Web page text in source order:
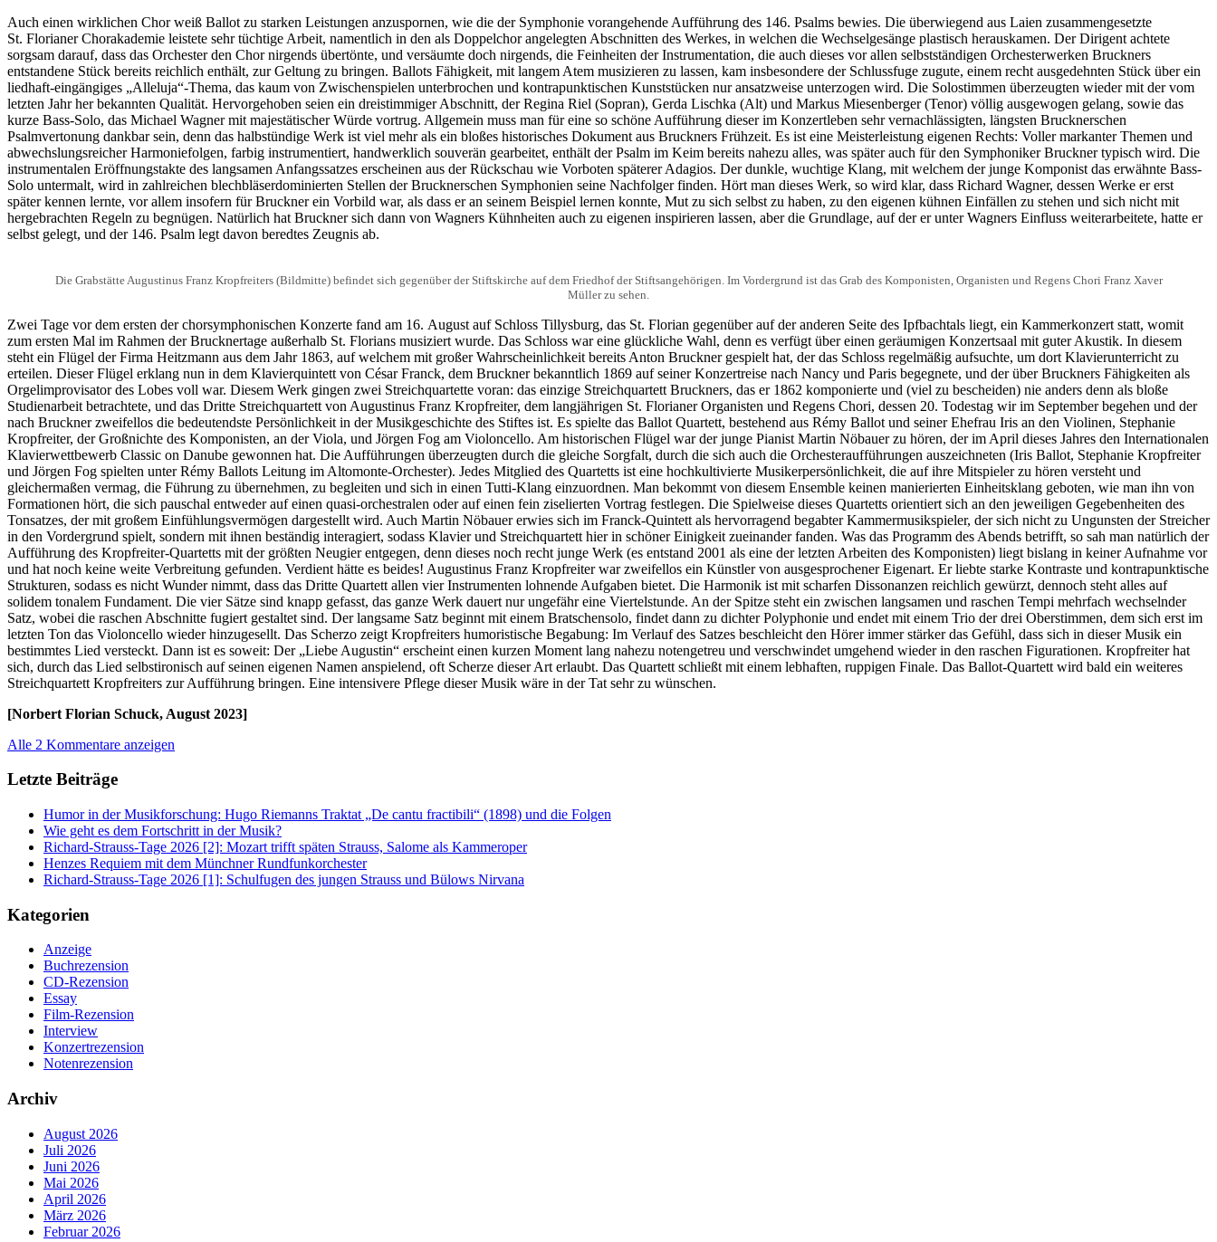
Auch einen wirklichen Chor weiß Ballot zu starken Leistungen anzuspornen, wie die der Symphonie vorangehende Aufführung des 146. Psalms bewies. Die überwiegend aus Laien zusammengesetzte
St. Florianer Chorakademie leistete sehr tüchtige Arbeit, namentlich in den als Doppelchor angelegten Abschnitten des Werkes, in welchen die Wechselgesänge plastisch herauskamen. Der Dirigent achtete
sorgsam darauf, dass das Orchester den Chor nirgends übertönte, und versäumte doch nirgends, die Feinheiten der Instrumentation, die auch dieses vor allen selbstständigen Orchesterwerken Bruckners
entstandene Stück bereits reichlich enthält, zur Geltung zu bringen. Ballots Fähigkeit, mit langem Atem musizieren zu lassen, kam insbesondere der Schlussfuge zugute, einem recht ausgedehnten Stück über ein
liedhaft-eingängiges „Alleluja“-Thema, das kaum von Zwischenspielen unterbrochen und kontrapunktischen Kunststücken nur ansatzweise unterzogen wird. Die Solostimmen überzeugten wieder mit der vom
letzten Jahr her bekannten Qualität. Hervorgehoben seien ein dreistimmiger Abschnitt, der Regina Riel (Sopran), Gerda Lischka (Alt) und Markus Miesenberger (Tenor) völlig ausgewogen gelang, sowie das
kurze Bass-Solo, das Michael Wagner mit majestätischer Würde vortrug. Allgemein muss man für eine so schöne Aufführung dieser im Konzertleben sehr vernachlässigten, längsten Brucknerschen
Psalmvertonung dankbar sein, denn das halbstündige Werk ist viel mehr als ein bloßes historisches Dokument aus Bruckners Frühzeit. Es ist eine Meisterleistung eigenen Rechts: Voller markanter Themen und
abwechslungsreicher Harmoniefolgen, farbig instrumentiert, handwerklich souverän gearbeitet, enthält der Psalm im Keim bereits nahezu alles, was später auch für den Symphoniker Bruckner typisch wird. Die
instrumentalen Eröffnungstakte des langsamen Anfangssatzes erscheinen aus der Rückschau wie Vorboten späterer Adagios. Der dunkle, wuchtige Klang, mit welchem der junge Komponist das erwähnte Bass-
Solo untermalt, wird in zahlreichen blechbläserdominierten Stellen der Brucknerschen Symphonien seine Nachfolger finden. Hört man dieses Werk, so wird klar, dass Richard Wagner, dessen Werke er erst
später kennen lernte, vor allem insofern für Bruckner ein Vorbild war, als dass er an seinem Beispiel lernen konnte, Mut zu sich selbst zu haben, zu den eigenen kühnen Einfällen zu stehen und sich nicht mit
hergebrachten Regeln zu begnügen. Natürlich hat Bruckner sich dann von Wagners Kühnheiten auch zu eigenen inspirieren lassen, aber die Grundlage, auf der er unter Wagners Einfluss weiterarbeitete, hatte er
selbst gelegt, und der 146. Psalm legt davon beredtes Zeugnis ab.
Die Grabstätte Augustinus Franz Kropfreiters (Bildmitte) befindet sich gegenüber der Stiftskirche auf dem Friedhof der Stiftsangehörigen. Im Vordergrund ist das Grab des Komponisten, Organisten und Regens Chori Franz Xaver
Müller zu sehen.
Zwei Tage vor dem ersten der chorsymphonischen Konzerte fand am 16. August auf Schloss Tillysburg, das St. Florian gegenüber auf der anderen Seite des Ipfbachtals liegt, ein Kammerkonzert statt, womit
zum ersten Mal im Rahmen der Brucknertage außerhalb St. Florians musiziert wurde. Das Schloss war eine glückliche Wahl, denn es verfügt über einen geräumigen Konzertsaal mit guter Akustik. In diesem
steht ein Flügel der Firma Heitzmann aus dem Jahr 1863, auf welchem mit großer Wahrscheinlichkeit bereits Anton Bruckner gespielt hat, der das Schloss regelmäßig aufsuchte, um dort Klavierunterricht zu
erteilen. Dieser Flügel erklang nun in dem Klavierquintett von César Franck, dem Bruckner bekanntlich 1869 auf seiner Konzertreise nach Nancy und Paris begegnete, und der über Bruckners Fähigkeiten als
Orgelimprovisator des Lobes voll war. Diesem Werk gingen zwei Streichquartette voran: das einzige Streichquartett Bruckners, das er 1862 komponierte und (viel zu bescheiden) nie anders denn als bloße
Studienarbeit betrachtete, und das Dritte Streichquartett von Augustinus Franz Kropfreiter, dem langjährigen St. Florianer Organisten und Regens Chori, dessen 20. Todestag wir im September begehen und der
nach Bruckner zweifellos die bedeutendste Persönlichkeit in der Musikgeschichte des Stiftes ist. Es spielte das Ballot Quartett, bestehend aus Rémy Ballot und seiner Ehefrau Iris an den Violinen, Stephanie
Kropfreiter, der Großnichte des Komponisten, an der Viola, und Jörgen Fog am Violoncello. Am historischen Flügel war der junge Pianist Martin Nöbauer zu hören, der im April dieses Jahres den Internationalen
Klavierwettbewerb Classic on Danube gewonnen hat. Die Aufführungen überzeugten durch die gleiche Sorgfalt, durch die sich auch die Orchesteraufführungen auszeichneten (Iris Ballot, Stephanie Kropfreiter
und Jörgen Fog spielten unter Rémy Ballots Leitung im Altomonte-Orchester). Jedes Mitglied des Quartetts ist eine hochkultivierte Musikerpersönlichkeit, die auf ihre Mitspieler zu hören versteht und
gleichermaßen vermag, die Führung zu übernehmen, zu begleiten und sich in einen Tutti-Klang einzuordnen. Man bekommt von diesem Ensemble keinen manierierten Einheitsklang geboten, wie man ihn von
Formationen hört, die sich pauschal entweder auf einen quasi-orchestralen oder auf einen fein ziselierten Vortrag festlegen. Die Spielweise dieses Quartetts orientiert sich an den jeweiligen Gegebenheiten des
Tonsatzes, der mit großem Einfühlungsvermögen dargestellt wird. Auch Martin Nöbauer erwies sich im Franck-Quintett als hervorragend begabter Kammermusikspieler, der sich nicht zu Ungunsten der Streicher
in den Vordergrund spielt, sondern mit ihnen beständig interagiert, sodass Klavier und Streichquartett hier in schöner Einigkeit zueinander fanden. Was das Programm des Abends betrifft, so sah man natürlich der
Aufführung des Kropfreiter-Quartetts mit der größten Neugier entgegen, denn dieses noch recht junge Werk (es entstand 2001 als eine der letzten Arbeiten des Komponisten) liegt bislang in keiner Aufnahme vor
und hat noch keine weite Verbreitung gefunden. Verdient hätte es beides! Augustinus Franz Kropfreiter war zweifellos ein Künstler von ausgesprochener Eigenart. Er liebte starke Kontraste und kontrapunktische
Strukturen, sodass es nicht Wunder nimmt, dass das Dritte Quartett allen vier Instrumenten lohnende Aufgaben bietet. Die Harmonik ist mit scharfen Dissonanzen reichlich gewürzt, dennoch steht alles auf
solidem tonalem Fundament. Die vier Sätze sind knapp gefasst, das ganze Werk dauert nur ungefähr eine Viertelstunde. An der Spitze steht ein zwischen langsamen und raschen Tempi mehrfach wechselnder
Satz, wobei die raschen Abschnitte fugiert gestaltet sind. Der langsame Satz beginnt mit einem Bratschensolo, findet dann zu dichter Polyphonie und endet mit einem Trio der drei Oberstimmen, dem sich erst im
letzten Ton das Violoncello wieder hinzugesellt. Das Scherzo zeigt Kropfreiters humoristische Begabung: Im Verlauf des Satzes beschleicht den Hörer immer stärker das Gefühl, dass sich in dieser Musik ein
bestimmtes Lied versteckt. Dann ist es soweit: Der „Liebe Augustin“ erscheint einen kurzen Moment lang nahezu notengetreu und verschwindet umgehend wieder in den raschen Figurationen. Kropfreiter hat
sich, durch das Lied selbstironisch auf seinen eigenen Namen anspielend, oft Scherze dieser Art erlaubt. Das Quartett schließt mit einem lebhaften, ruppigen Finale. Das Ballot-Quartett wird bald ein weiteres
Streichquartett Kropfreiters zur Aufführung bringen. Eine intensivere Pflege dieser Musik wäre in der Tat sehr zu wünschen.
[Norbert Florian Schuck, August 2023]
Alle 2 Kommentare anzeigen
Letzte Beiträge
Humor in der Musikforschung: Hugo Riemanns Traktat „De cantu fractibili“ (1898) und die Folgen
Wie geht es dem Fortschritt in der Musik?
Richard-Strauss-Tage 2026 [2]: Mozart trifft späten Strauss, Salome als Kammeroper
Henzes Requiem mit dem Münchner Rundfunkorchester
Richard-Strauss-Tage 2026 [1]: Schulfugen des jungen Strauss und Bülows Nirvana
Kategorien
Anzeige
Buchrezension
CD-Rezension
Essay
Film-Rezension
Interview
Konzertrezension
Notenrezension
Archiv
August 2026
Juli 2026
Juni 2026
Mai 2026
April 2026
März 2026
Februar 2026